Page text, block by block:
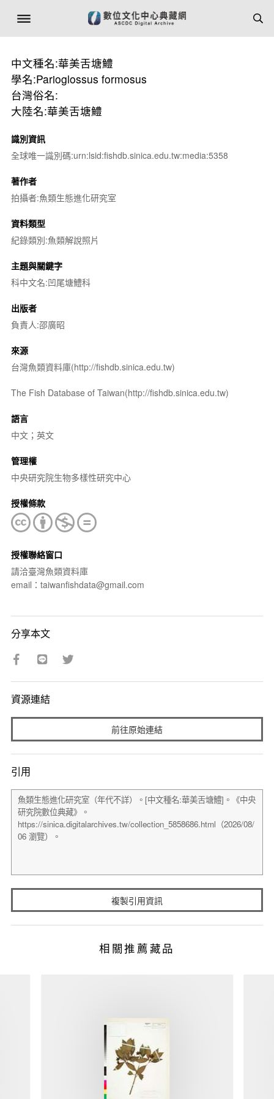
中文種名:華美舌塘鱧
學名:Parioglossus formosus
台灣俗名:
大陸名:華美舌塘鱧
識別資訊
全球唯一識別碼:urn:lsid:fishdb.sinica.edu.tw:media:5358
著作者
拍攝者:魚類生態進化研究室
資料類型
紀錄類別:魚類解說照片
主題與關鍵字
科中文名:凹尾塘鱧科
出版者
負責人:邵廣昭
來源
台灣魚類資料庫(http://fishdb.sinica.edu.tw)
The Fish Database of Taiwan(http://fishdb.sinica.edu.tw)
語言
中文；英文
管理權
中央研究院生物多樣性研究中心
授權條款
授權聯絡窗口
請洽臺灣魚類資料庫
email：taiwanfishdata@gmail.com
分享本文
資源連結
前往原始連結
引用
複製引用資訊
相關推薦藏品